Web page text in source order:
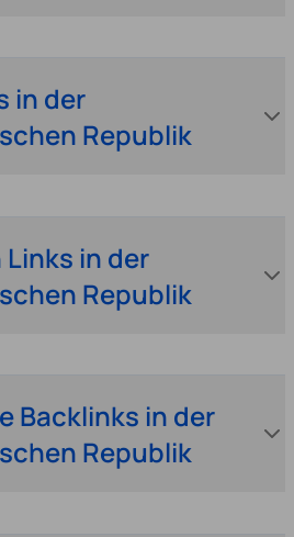
in der
Republik
in der
Republik
Backlinks in der
Republik